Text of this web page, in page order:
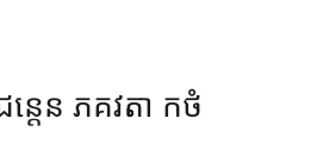
តេន ភគវតា កថំ